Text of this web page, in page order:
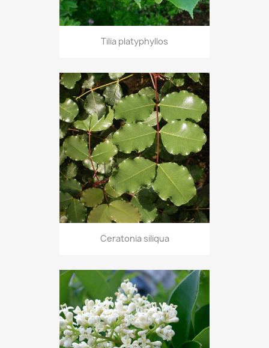
Tilia platyphyllos
Ceratonia siliqua